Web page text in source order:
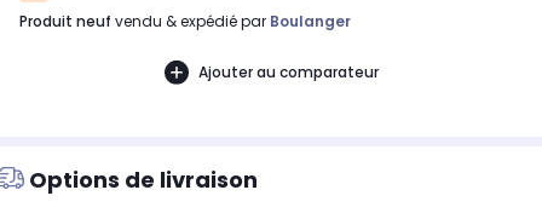
produit neuf vendu & expédié par Boulanger
Ajouter au comparateur
Options de livraison